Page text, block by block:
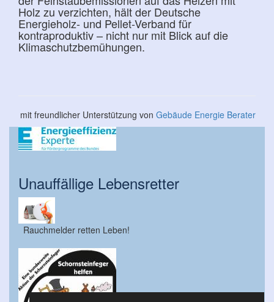
Holz zu verzichten, hält der Deutsche
Energieholz- und Pellet-Verband für
kontraproduktiv – nicht nur mit Blick auf die
Klimaschutzbemühungen.
mit freundlicher Unterstützung von Gebäude Energie Berater
Unauffällige Lebensretter
Rauchmelder retten Leben!